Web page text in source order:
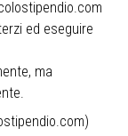
ed eseguire
ma